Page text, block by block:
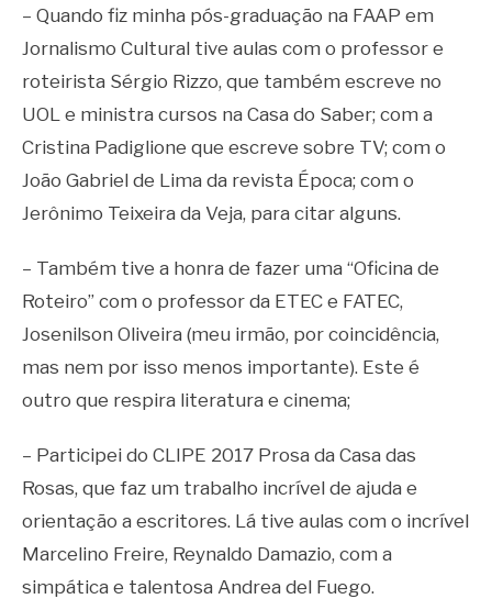
– Quando fiz minha pós-graduação na FAAP em
Jornalismo Cultural tive aulas com o professor e
roteirista Sérgio Rizzo, que também escreve no
UOL e ministra cursos na Casa do Saber; com a
Cristina Padiglione que escreve sobre TV; com o
João Gabriel de Lima da revista Época; com o
Jerônimo Teixeira da Veja, para citar alguns.
– Também tive a honra de fazer uma “Oficina de
Roteiro” com o professor da ETEC e FATEC,
Josenilson Oliveira (meu irmão, por coincidência,
mas nem por isso menos importante). Este é
outro que respira literatura e cinema;
– Participei do CLIPE 2017 Prosa da Casa das
Rosas, que faz um trabalho incrível de ajuda e
orientação a escritores. Lá tive aulas com o incrível
Marcelino Freire, Reynaldo Damazio, com a
simpática e talentosa Andrea del Fuego.